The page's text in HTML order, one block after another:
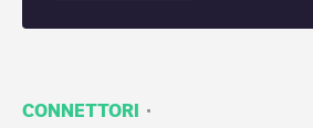
CONNETTORI ·